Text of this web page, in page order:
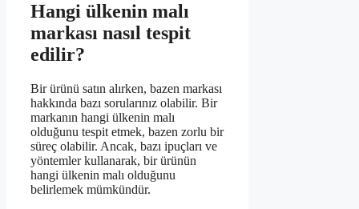
Hangi ülkenin malı
markası nasıl tespit
edilir?
Bir ürünü satın alırken, bazen markası
hakkında bazı sorularınız olabilir. Bir
markanın hangi ülkenin malı
olduğunu tespit etmek, bazen zorlu bir
süreç olabilir. Ancak, bazı ipuçları ve
yöntemler kullanarak, bir ürünün
hangi ülkenin malı olduğunu
belirlemek mümkündür.